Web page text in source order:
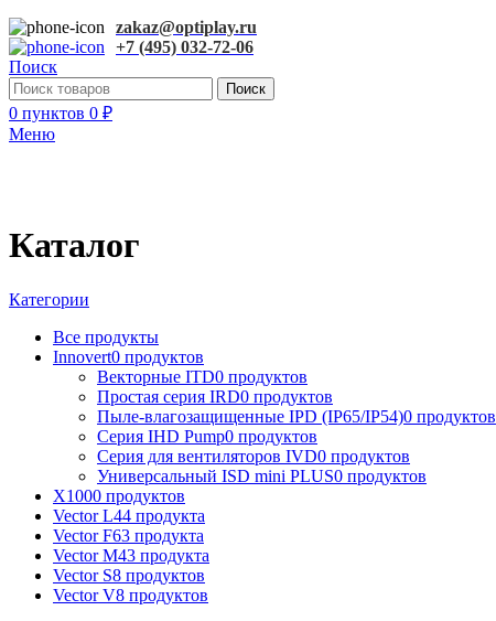
zakaz@optiplay.ru
+7 (495) 032-72-06
Поиск
Поиск
0 пунктов 0 ₽
Меню
Каталог
Категории
Все продукты
Innovert0 продуктов
Векторные ITD0 продуктов
Простая серия IRD0 продуктов
Пыле-влагозащищенные IPD (IP65/IP54)0 продуктов
Серия IHD Pump0 продуктов
Серия для вентиляторов IVD0 продуктов
Универсальный ISD mini PLUS0 продуктов
X1000 продуктов
Vector L44 продукта
Vector F63 продукта
Vector M43 продукта
Vector S8 продуктов
Vector V8 продуктов